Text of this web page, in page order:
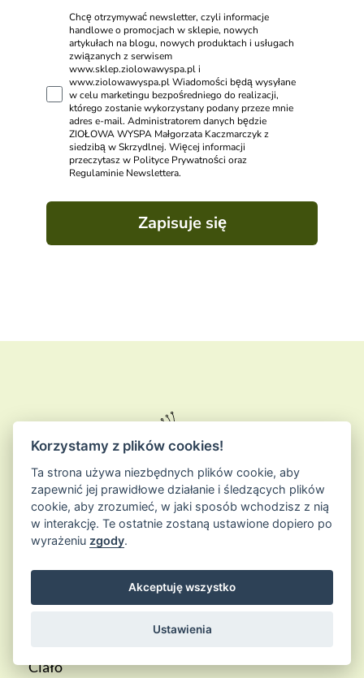
Chcę otrzymywać newsletter, czyli informacje
handlowe o promocjach w sklepie, nowych
artykułach na blogu, nowych produktach i usługach
związanych z serwisem
www.sklep.ziolowawyspa.pl i
www.ziolowawyspa.pl Wiadomości będą wysyłane
w celu marketingu bezpośredniego do realizacji,
którego zostanie wykorzystany podany przeze mnie
adres e-mail. Administratorem danych będzie
ZIOŁOWA WYSPA Małgorzata Kaczmarczyk z
siedzibą w Skrzydlnej. Więcej informacji
przeczytasz w Polityce Prywatności oraz
Regulaminie Newslettera.
Zapisuje się
Wszystkie produkty
Ciało
Korzystamy z plików cookies!
Ta strona używa niezbędnych plików cookie, aby
zapewnić jej prawidłowe działanie i śledzących plików
cookie, aby zrozumieć, w jaki sposób wchodzisz z nią
w interakcję. Te ostatnie zostaną ustawione dopiero po
wyrażeniu zgody.
Akceptuję wszystko
Ustawienia